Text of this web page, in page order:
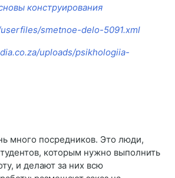
конструирования
smetnoe-delo-5091.xml
uploads/psikhologiia-
много посредников. Это люди,
которым нужно выполнить
и делают за них всю